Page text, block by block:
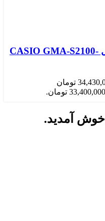
ساعت مچی G-SHOCK مدل CASIO GMA-S2100-
قیمت اصلی: 34,430,000 تومان
خوش آمدید.